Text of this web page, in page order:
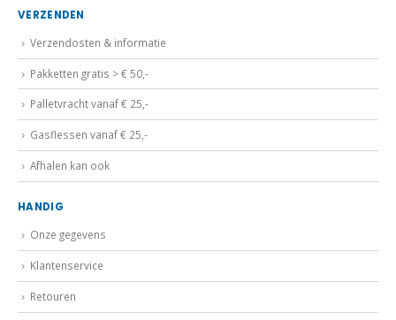
VERZENDEN
Verzendosten & informatie
Pakketten gratis > € 50,-
Palletvracht vanaf € 25,-
Gasflessen vanaf € 25,-
Afhalen kan ook
HANDIG
Onze gegevens
Klantenservice
Retouren